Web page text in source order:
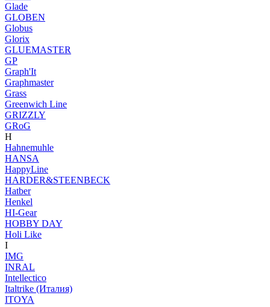
Glade
GLOBEN
Globus
Glorix
GLUEMASTER
GP
Graph'It
Graphmaster
Grass
Greenwich Line
GRIZZLY
GRoG
H
Hahnemuhle
HANSA
HappyLine
HARDER&STEENBECK
Hatber
Henkel
HI-Gear
HOBBY DAY
Holi Like
I
IMG
INRAL
Intellectico
Italtrike (Италия)
ITOYA